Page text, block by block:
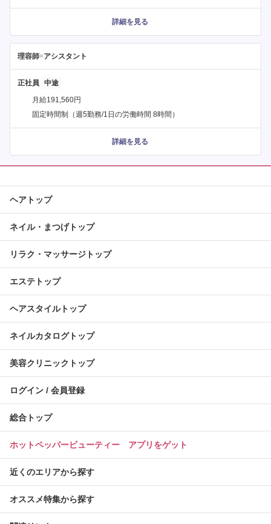
詳細を見る
理容師×アシスタント
正社員
月給191,560円
固定時間制（週5勤務/1日の労働時間 8時間）
詳細を見る
ヘアトップ
ネイル・まつげトップ
リラク・マッサージトップ
エステトップ
ヘアスタイルトップ
ネイルカタログトップ
美容クリニックトップ
ログイン / 会員登録
総合トップ
ホットペッパービューティー アプリをゲット
近くのエリアから探す
オススメ特集から探す